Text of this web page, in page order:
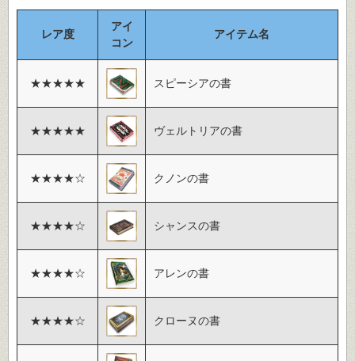
レア度
アイ
コン
アイテム名
★★★★★ スピーシアの書
★★★★★ ヴェルトリアの書
★★★★☆ クノンの書
★★★★☆ シャンスの書
★★★★☆ アレンの書
★★★★☆ クローヌの書